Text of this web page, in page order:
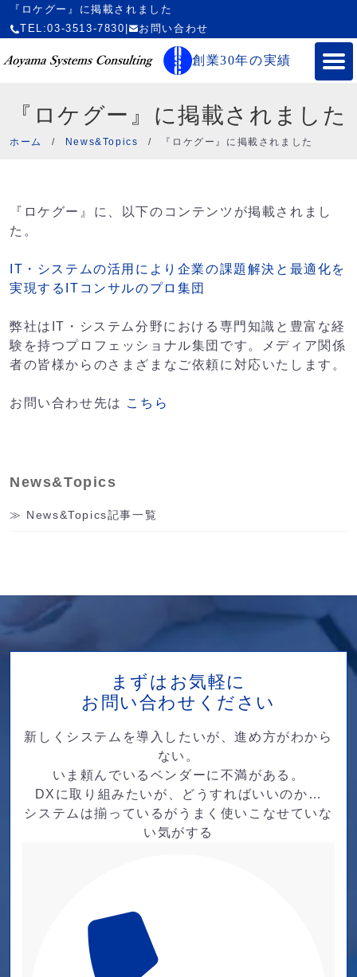
『ロケグー』に掲載されました
TEL:03-3513-7830
お問い合わせ
創業30年の実績
『ロケグー』に掲載されました
ホーム / News&Topics / 『ロケグー』に掲載されました
『ロケグー』に、以下のコンテンツが掲載されまし
た。
IT・システムの活用により企業の課題解決と最適化を
実現するITコンサルのプロ集団
弊社はIT・システム分野における専門知識と豊富な経
験を持つプロフェッショナル集団です。メディア関係
者の皆様からのさまざまなご依頼に対応いたします。
お問い合わせ先は こちら
News&Topics
News&Topics記事一覧
まずはお気軽に
お問い合わせください
新しくシステムを導入したいが、進め方がわから
ない。
いま頼んでいるベンダーに不満がある。
DXに取り組みたいが、どうすればいいのか…
システムは揃っているがうまく使いこなせていな
い気がする